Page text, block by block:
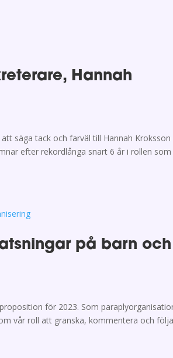
Hannah
säga tack och farväl till Hannah
efter rekordlånga snart 6 år i rollen som
på barn och
för 2023. Som
vår roll att granska, kommentera och